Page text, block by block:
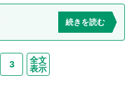
続きを読む
3
全文
表示